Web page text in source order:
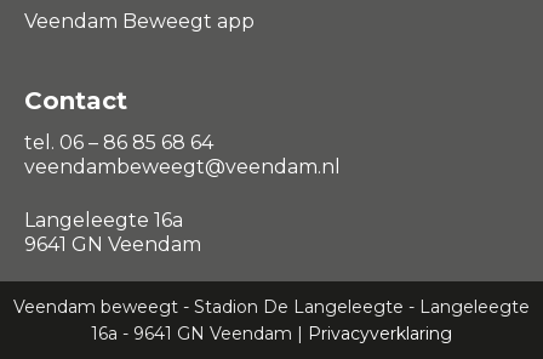
Veendam Beweegt app
Contact
tel. 06 – 86 85 68 64
veendambeweegt@veendam.nl
Langeleegte 16a
9641 GN Veendam
Veendam beweegt - Stadion De Langeleegte - Langeleegte
16a - 9641 GN Veendam | Privacyverklaring